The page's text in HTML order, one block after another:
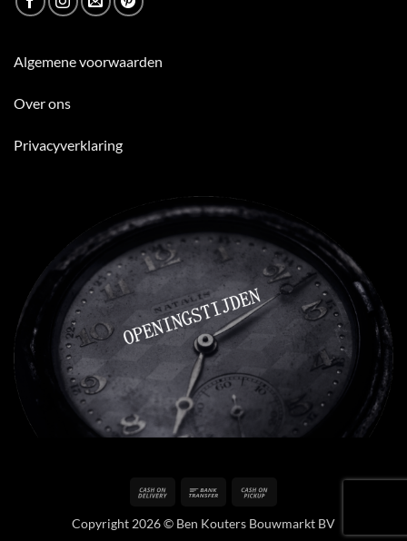
Algemene voorwaarden
Over ons
Privacyverklaring
Cash
Delivery
Bank
Pickup
Copyright 2026 © Ben Kouters Bouwmarkt BV